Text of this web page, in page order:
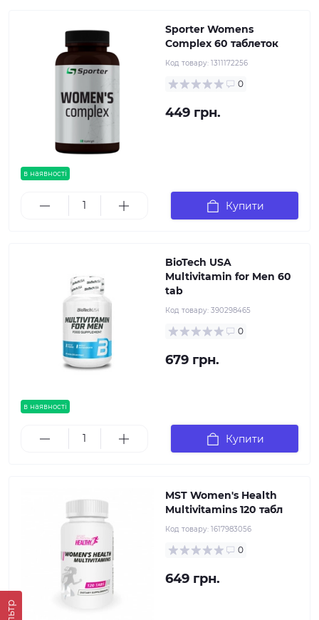
в наявності
Sporter Womens
Complex 60 таблеток
Код товару: 1311172256
0
449 грн.
Купити
в наявності
BioTech USA
Multivitamin for Men 60
tab
Код товару: 390298465
0
679 грн.
Купити
MST Women's Health
Multivitamins 120 табл
Код товару: 1617983056
0
649 грн.